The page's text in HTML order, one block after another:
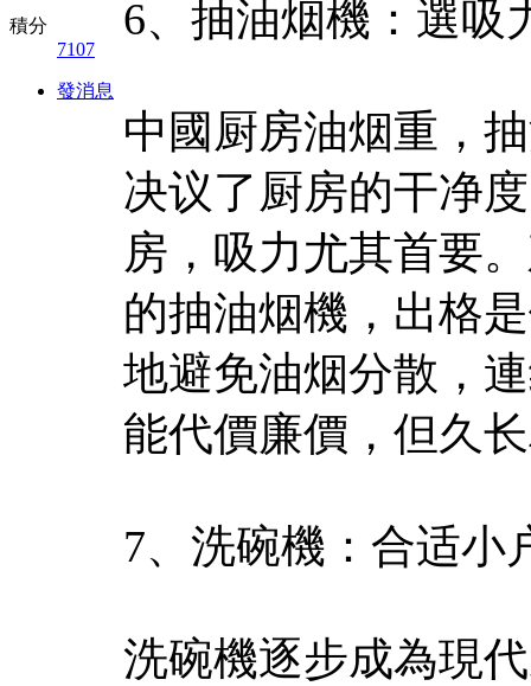
積分
7107
發消息
6、抽油烟機：選吸
中國厨房油烟重，
决议了厨房的干净
房，吸力尤其首要
的抽油烟機，出格
地避免油烟分散，
能代價廉價，但久
7、洗碗機：合适小
洗碗機逐步成為現